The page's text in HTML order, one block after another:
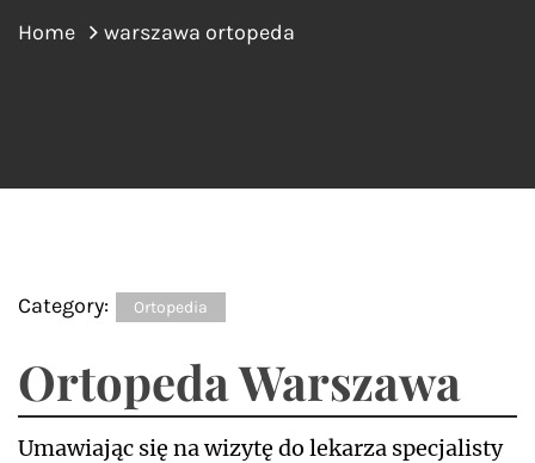
Home warszawa ortopeda
Category: Ortopedia
Ortopeda Warszawa
Umawiając się na wizytę do lekarza specjalisty